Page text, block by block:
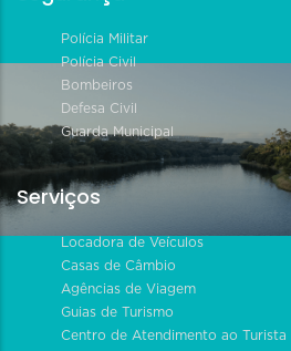
Polícia Militar
Polícia Civil
Bombeiros
Defesa Civil
Guarda Municipal
Serviços
Locadora de Veículos
Casas de Câmbio
Agências de Viagem
Guias de Turismo
Centro de Atendimento ao Turista